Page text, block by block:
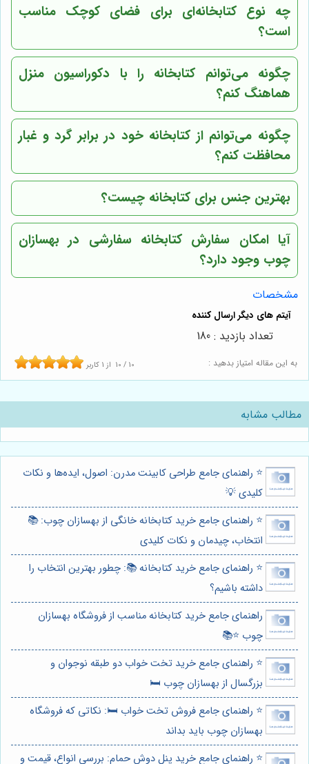
چه نوع کتابخانه‌ای برای فضای کوچک مناسب
است؟
چگونه می‌توانم کتابخانه را با دکوراسیون منزل
هماهنگ کنم؟
چگونه می‌توانم از کتابخانه خود در برابر گرد و غبار
محافظت کنم؟
بهترین جنس برای کتابخانه چیست؟
آیا امکان سفارش کتابخانه سفارشی در بهسازان
چوب وجود دارد؟
مشخصات
به این مقاله امتیاز بدهید : 10 / 10 از 1 کاربر
تعداد بازدید : 180
مطالب مشابه
⭐️ راهنمای جامع طراحی کابینت مدرن: اصول، ایده‌ها و نکات
کلیدی 💡
⭐️ راهنمای جامع خرید کتابخانه خانگی از بهسازان چوب: 📚
انتخاب، چیدمان و نکات کلیدی
⭐️ راهنمای جامع خرید کتابخانه 📚: چطور بهترین انتخاب را
داشته باشیم؟
راهنمای جامع خرید کتابخانه مناسب از فروشگاه بهسازان
چوب ⭐️📚
⭐️ راهنمای جامع خرید تخت خواب دو طبقه نوجوان و
بزرگسال از بهسازان چوب 🛏️
⭐️ راهنمای جامع فروش تخت خواب 🛏️: نکاتی که فروشگاه
بهسازان چوب باید بداند
⭐️ راهنمای جامع خرید پنل دوش حمام: بررسی انواع، قیمت و